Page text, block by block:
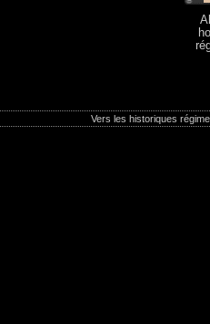
Vers les historiques